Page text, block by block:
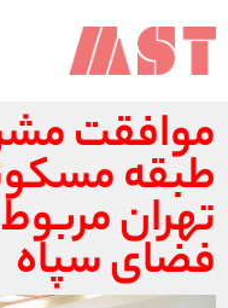
تهران
فضای سپاه